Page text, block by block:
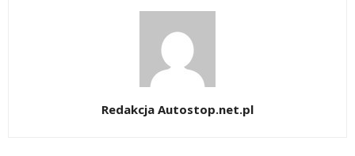
Redakcja Autostop.net.pl